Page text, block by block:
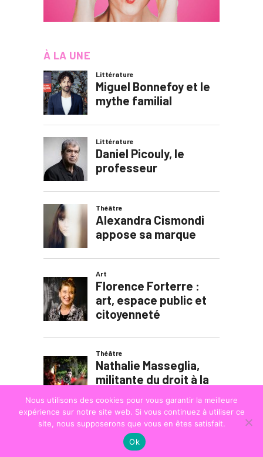
À LA UNE
© COPYRIGHTLA STRADA
Nous utilisons des cookies pour vous garantir la meilleure
expérience sur notre site web. Si vous continuez à utiliser ce
site, nous supposerons que vous en êtes satisfait.
Ok